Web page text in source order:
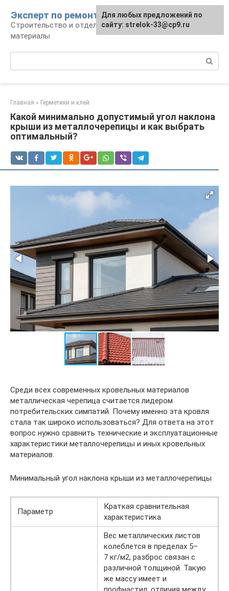
контенту
Эксперт по ремонту
Строительство и отделка: работы и
материалы
Главная » Герметики и клей
Какой минимально допустимый угол наклона
крыши из металлочерепицы и как выбрать
оптимальный?
Среди всех современных кровельных материалов
металлическая черепица считается лидером
потребительских симпатий. Почему именно эта кровля
стала так широко использоваться? Для ответа на этот
вопрос нужно сравнить технические и эксплуатационные
характеристики металлочерепицы и иных кровельных
материалов.
Минимальный угол наклона крыши из металлочерепицы
Параметр
Краткая сравнительная
характеристика
Вес металлических листов
колеблется в пределах 5–
7 кг/м2, разброс связан с
различной толщиной. Такую
же массу имеет и
Для любых предложений по
сайту: strelok-33@cp9.ru
Для любых предложений по
сайту: strelok-33@cp9.ru